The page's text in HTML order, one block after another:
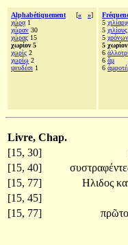
Alphabétiquement [« »]
χώρᾳ 1
χώραν 30
χώρας 15
χωρίον 5
χωρὶς 2
χωρίῳ 2
ψευδέσι 1
5
5 χιλίους
5 χρόνων
5 χωρίον
6
6 ἅμ
6
Livre, Chap.
[15, 30]
[15, 40]
[15, 77]
Ηλιδος
[15, 45]
[15, 77]